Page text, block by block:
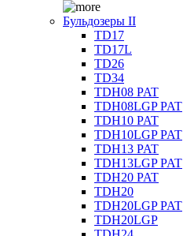
Бульдозеры II
TD17
TD17L
TD26
TD34
TDH08 PAT
TDH08LGP PAT
TDH10 PAT
TDH10LGP PAT
TDH13 PAT
TDH13LGP PAT
TDH20 PAT
TDH20
TDH20LGP PAT
TDH20LGP